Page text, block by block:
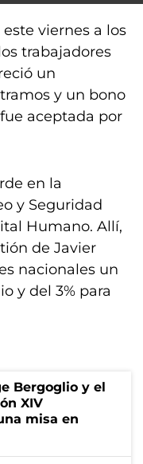
viernes a los
trabajadores
un
y un bono
aceptada por
en la
y Seguridad
Humano. Allí,
de Javier
nacionales un
y del 3% para
Bergoglio y el
XIV
misa en